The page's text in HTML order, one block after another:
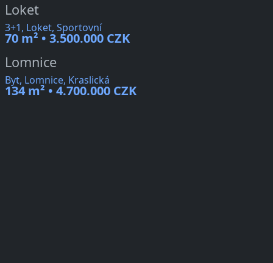
Loket
3+1, Loket, Sportovní
70 m² • 3.500.000 CZK
Lomnice
Byt, Lomnice, Kraslická
134 m² • 4.700.000 CZK